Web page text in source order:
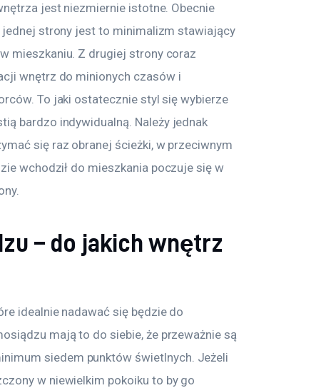
jest niezmiernie istotne. Obecnie
strony jest to minimalizm stawiający
mieszkaniu. Z drugiej strony coraz
wnętrz do minionych czasów i
To jaki ostatecznie styl się wybierze
bardzo indywidualną. Należy jednak
się raz obranej ścieżki, w przeciwnym
wchodził do mieszkania poczuje się w
– do jakich wnętrz
idealnie nadawać się będzie do
mają to do siebie, że przeważnie są
siedem punktów świetlnych. Jeżeli
w niewielkim pokoiku to by go